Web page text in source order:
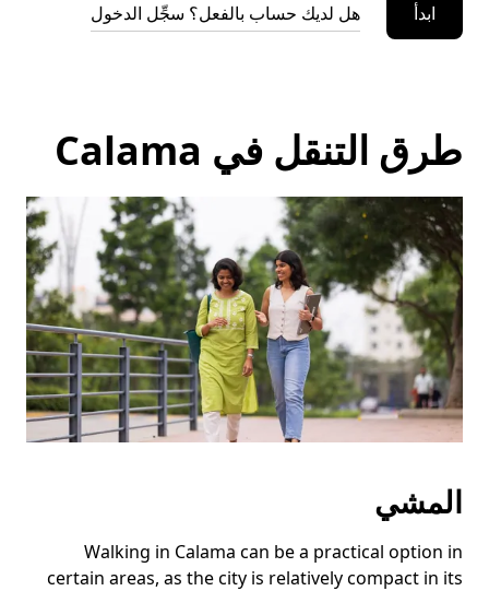
ابدأ هل لديك حساب بالفعل؟ سجِّل الدخول
طرق التنقل في Calama
المشي
Walking in Calama can be a practical option in
certain areas, as the city is relatively compact in its